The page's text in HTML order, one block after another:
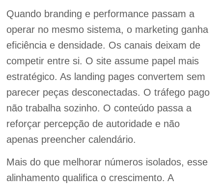
Quando branding e performance passam a
operar no mesmo sistema, o marketing ganha
eficiência e densidade. Os canais deixam de
competir entre si. O site assume papel mais
estratégico. As landing pages convertem sem
parecer peças desconectadas. O tráfego pago
não trabalha sozinho. O conteúdo passa a
reforçar percepção de autoridade e não
apenas preencher calendário.
Mais do que melhorar números isolados, esse
alinhamento qualifica o crescimento. A